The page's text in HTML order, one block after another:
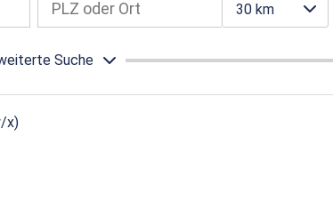
30 km
Suche
x)